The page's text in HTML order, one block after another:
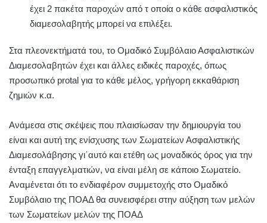
έχει 2 πακέτα παροχών από τ οποία ο κάθε ασφαλιστικός
διαμεσολαβητής μπορεί να επιλέξει.
Στα πλεονεκτήματά του, το Ομαδικό Συμβόλαιο Ασφαλιστικών
Διαμεσολαβητών έχει και άλλες ειδικές παροχές, όπως
προσωπικό protal για το κάθε μέλος, γρήγορη εκκαθάριση
ζημιών κ.α.
Ανάμεσα στις σκέψεις που πλαισίωσαν την δημιουργία του
είναι και αυτή της ενίσχυσης των Σωματείων Ασφαλιστικής
Διαμεσολάβησης γι΄αυτό και ετέθη ως μοναδικός όρος για την
ένταξη επαγγελματιών, να είναι μέλη σε κάποιο Σωματείο.
Αναμένεται ότι το ενδιαφέρον συμμετοχής στο Ομαδικό
Συμβόλαιο της ΠΟΑΔ θα συνεισφέρει στην αύξηση των μελών
των Σωματείων μελών της ΠΟΑΔ